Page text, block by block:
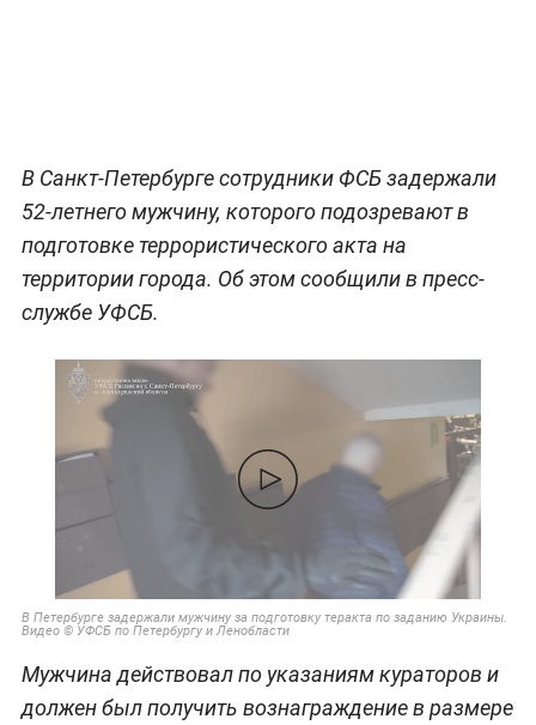
В Санкт-Петербурге сотрудники ФСБ задержали
52-летнего мужчину, которого подозревают в
подготовке террористического акта на
территории города. Об этом сообщили в пресс-
службе УФСБ.
В Петербурге задержали мужчину за подготовку теракта по заданию Украины.
Видео © УФСБ по Петербургу и Ленобласти
Мужчина действовал по указаниям кураторов и
должен был получить вознаграждение в размере